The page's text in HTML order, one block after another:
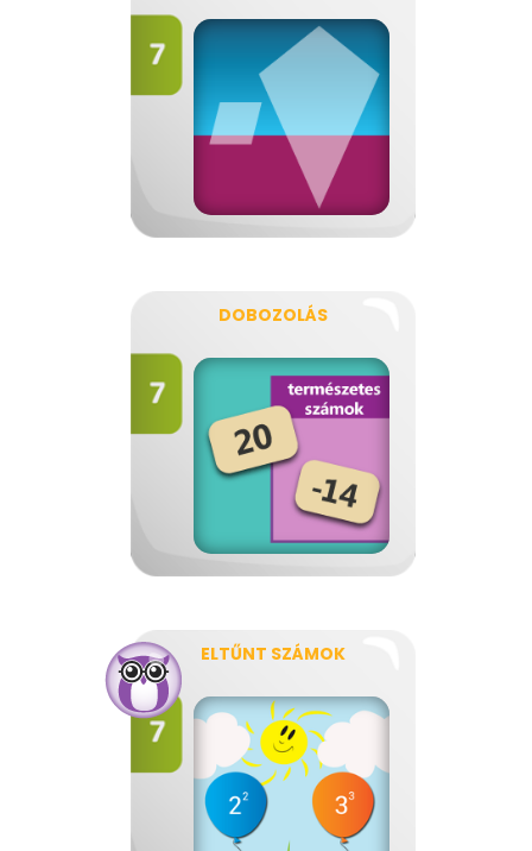
DOBOZOLÁS
ELTŰNT SZÁMOK